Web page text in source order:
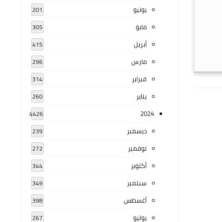
يونيو 201
مايو 305
أبريل 415
مارس 296
فبراير 314
يناير 260
2024
4426
ديسمبر 239
نوفمبر 272
أكتوبر 344
سبتمبر 349
أغسطس 398
يوليو 267